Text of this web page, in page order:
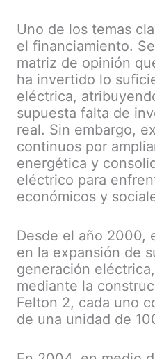
Uno de los temas
el financiamiento.
matriz de opinión
ha invertido lo
eléctrica,
supuesta falta de
real. Sin embargo,
continuos por
energética y
eléctrico para
económicos y
Desde el año 2000,
en la expansión de
generación
mediante la
Felton 2, cada uno
de una unidad de